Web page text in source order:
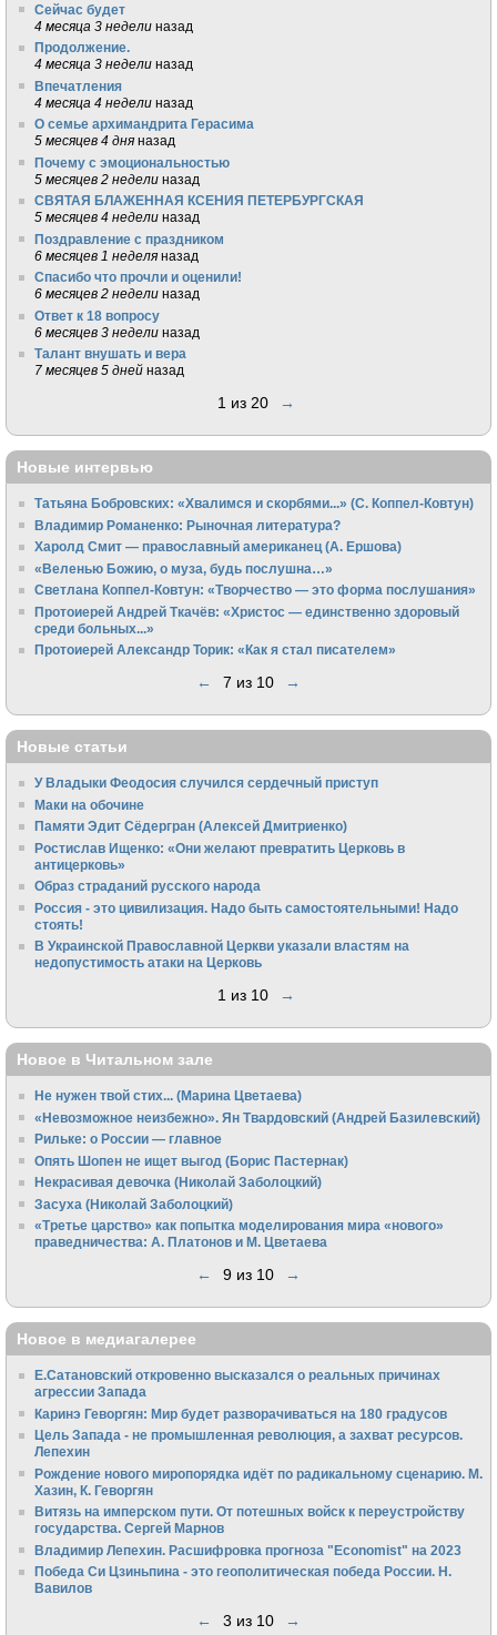
Сейчас будет
4 месяца 3 недели назад
Продолжение.
4 месяца 3 недели назад
Впечатления
4 месяца 4 недели назад
О семье архимандрита Герасима
5 месяцев 4 дня назад
Почему с эмоциональностью
5 месяцев 2 недели назад
СВЯТАЯ БЛАЖЕННАЯ КСЕНИЯ ПЕТЕРБУРГСКАЯ
5 месяцев 4 недели назад
Поздравление с праздником
6 месяцев 1 неделя назад
Спасибо что прочли и оценили!
6 месяцев 2 недели назад
Ответ к 18 вопросу
6 месяцев 3 недели назад
Талант внушать и вера
7 месяцев 5 дней назад
1 из 20 →
Новые интервью
Татьяна Бобровских: «Хвалимся и скорбями...» (С. Коппел-Ковтун)
Владимир Романенко: Рыночная литература?
Харолд Смит — православный американец (А. Ершова)
«Веленью Божию, о муза, будь послушна…»
Светлана Коппел-Ковтун: «Творчество — это форма послушания»
Протоиерей Андрей Ткачёв: «Христос — единственно здоровый
среди больных...»
Протоиерей Александр Торик: «Как я стал писателем»
← 7 из 10 →
Новые статьи
У Владыки Феодосия случился сердечный приступ
Маки на обочине
Памяти Эдит Сёдергран (Алексей Дмитриенко)
Ростислав Ищенко: «Они желают превратить Церковь в
антицерковь»
Образ страданий русского народа
Россия - это цивилизация. Надо быть самостоятельными! Надо
стоять!
В Украинской Православной Церкви указали властям на
недопустимость атаки на Церковь
1 из 10 →
Новое в Читальном зале
Не нужен твой стих... (Марина Цветаева)
«Невозможное неизбежно». Ян Твардовский (Андрей Базилевский)
Рильке: о России — главное
Опять Шопен не ищет выгод (Борис Пастернак)
Некрасивая девочка (Николай Заболоцкий)
Засуха (Николай Заболоцкий)
«Третье царство» как попытка моделирования мира «нового»
праведничества: А. Платонов и М. Цветаева
← 9 из 10 →
Новое в медиагалерее
Е.Сатановский откровенно высказался о реальных причинах
агрессии Запада
Каринэ Геворгян: Мир будет разворачиваться на 180 градусов
Цель Запада - не промышленная революция, а захват ресурсов.
Лепехин
Рождение нового миропорядка идёт по радикальному сценарию. М.
Хазин, К. Геворгян
Витязь на имперском пути. От потешных войск к переустройству
государства. Сергей Марнов
Владимир Лепехин. Расшифровка прогноза "Economist" на 2023
Победа Си Цзиньпина - это геополитическая победа России. Н.
Вавилов
← 3 из 10 →